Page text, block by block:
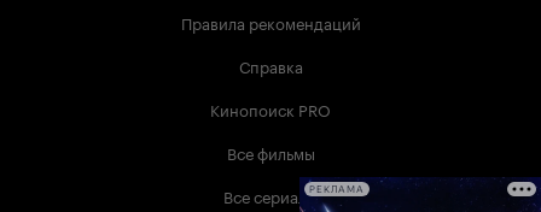
Правила рекомендаций
Справка
Кинопоиск PRO
Все фильмы
Все сериалыРЕКЛАМА